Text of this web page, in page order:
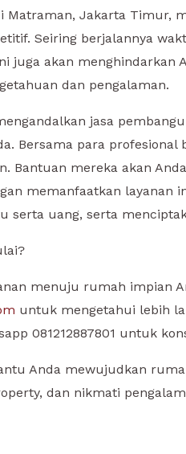
Matraman, Jakarta Timur,
Seiring berjalannya
juga akan
dan pengalaman.
jasa
Bersama para
Bantuan mereka akan
memanfaatkan
serta uang, serta
menuju rumah impian
untuk mengetahui lebih
081212887801 untuk
Anda mewujudkan
dan nikmati